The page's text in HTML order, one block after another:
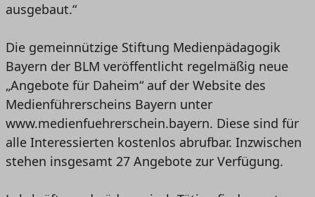
ausgebaut.“
Die gemeinnützige Stiftung Medienpädagogik
Bayern der BLM veröffentlicht regelmäßig neue
„Angebote für Daheim“ auf der Website des
Medienführerscheins Bayern unter
www.medienfuehrerschein.bayern. Diese sind für
alle Interessierten kostenlos abrufbar. Inzwischen
stehen insgesamt 27 Angebote zur Verfügung.